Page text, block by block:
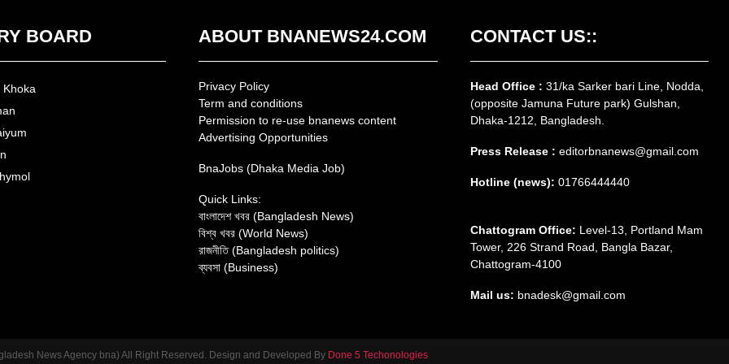
BOARD ABOUT BNANEWS24.COM
Privacy Policy
Term and conditions
Permission to re-use bnanews content
Advertising Opportunities
BnaJobs (Dhaka Media Job)
Quick Links:
বাংলাদেশ খবর (Bangladesh News)
বিশ্ব খবর (World News)
রাজনীতি (Bangladesh politics)
ব্যবসা (Business)
CONTACT US::
Head Office : 31/ka Sarker bari Line, Nodda,
(opposite Jamuna Future park) Gulshan,
Dhaka-1212, Bangladesh.
Press Release : editorbnanews@gmail.com
Hotline (news): 01766444440
Chattogram Office: Level-13, Portland Mam
Tower, 226 Strand Road, Bangla Bazar,
Chattogram-4100
Mail us: bnadesk@gmail.com
News Agency bna) All Right Reserved. Design and Developed By Done 5 Techonologies